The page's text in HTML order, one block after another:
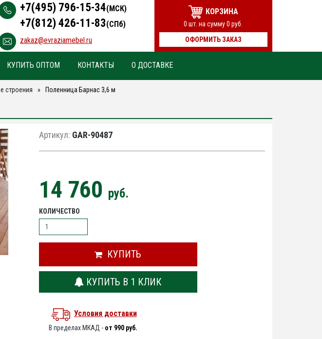
+7(495) 796-15-34(МСК)
+7(812) 426-11-83(СПб)
zakaz@evraziamebel.ru
КОРЗИНА
0 шт. на сумму0 руб.
ОФОРМИТЬ ЗАКАЗ
КУПИТЬ ОПТОМ КОНТАКТЫ О ДОСТАВКЕ
строения Поленница Барнас 3,6 м
Артикул: GAR-90487
14 760 руб.
КОЛИЧЕСТВО
КУПИТЬ
КУПИТЬ В 1 КЛИК
Условия доставки
В пределах МКАД - от 990 руб.